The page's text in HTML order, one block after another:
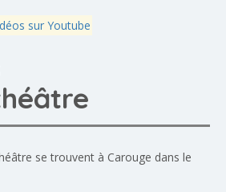
sur Youtube
se trouvent à Carouge dans le